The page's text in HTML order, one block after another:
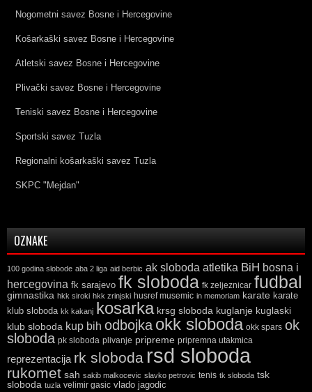
Nogometni savez Bosne i Hercegovine
Košarkaški savez Bosne i Hercegovine
Atletski savez Bosne i Hercegovine
Plivački savez Bosne i Hercegovine
Teniski savez Bosne i Hercegovine
Sportski savez Tuzla
Regionalni košarkaški savez Tuzla
SKPC "Mejdan"
OZNAKE
100 godina slobode aba 2 liga aid berbic ak sloboda atletika BiH bosna i
hercegovina fk sarajevo fk sloboda fk zeljeznicar fudbal
gimnastika hkk siroki hkk zrinjski husref musemic in memoriam karate karate
klub sloboda kk kakanj kosarka krsg sloboda kuglanje kuglaski
klub sloboda kup bih odbojka okk sloboda okk spars ok
sloboda pk sloboda plivanje pripreme pripremna utakmica
reprezentacija rk sloboda rsd sloboda
rukomet sah sakib malkocevic slavko petrovic tenis tk sloboda tsk
sloboda tuzla velimir gasic vlado jagodic